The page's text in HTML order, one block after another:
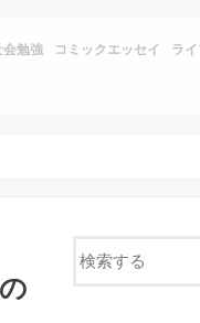
会勉強 コミックエッセイ ラ